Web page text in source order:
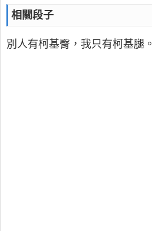
相關段子
別人有柯基臀，我只有柯基腿。